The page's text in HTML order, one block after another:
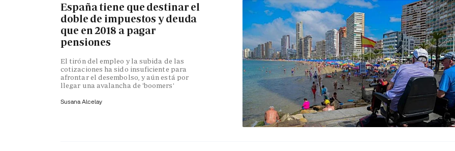
España tiene que destinar el
doble de impuestos y deuda
que en 2018 a pagar
pensiones
El tirón del empleo y la subida de las
cotizaciones ha sido insuficiente para
afrontar el desembolso, y aún está por
llegar una avalancha de 'boomers'
Susana Alcelay